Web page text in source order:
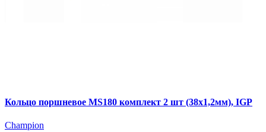
Кольцо поршневое MS180 комплект 2 шт (38х1,2мм), IGP
Champion